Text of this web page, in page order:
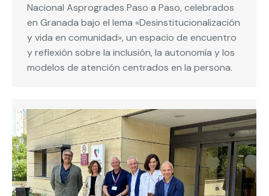
Nacional Asprogrades Paso a Paso, celebrados
en Granada bajo el lema «Desinstitucionalización
y vida en comunidad», un espacio de encuentro
y reflexión sobre la inclusión, la autonomía y los
modelos de atención centrados en la persona.